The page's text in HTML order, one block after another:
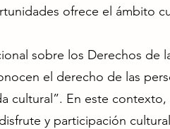
ofrece el ámbito
sobre los Derechos de
el derecho de las
cultural”. En este contexto,
y participación